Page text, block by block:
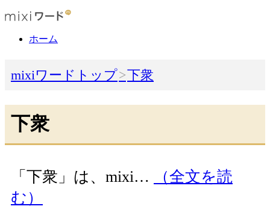
ホーム
mixiワードトップ 下衆
下衆
「下衆」は、mixi…
（全文を読
む）